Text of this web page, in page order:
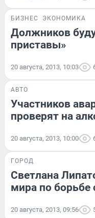
БИЗНЕС ЭКОНОМИКА
Должников
приставы»
20 августа, 2013, 10:03
АВТО
Участников
проверят на
20 августа, 2013, 10:00
ГОРОД
Светлана
мира по
20 августа, 2013, 09:56